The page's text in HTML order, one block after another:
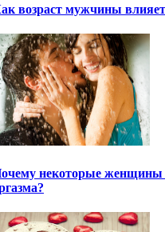
возраст мужчины влияет
некоторые женщины